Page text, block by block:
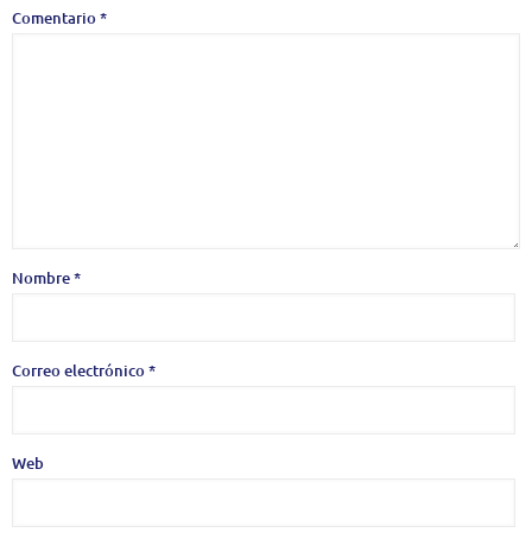
Comentario*
Nombre*
Correo electrónico*
Web